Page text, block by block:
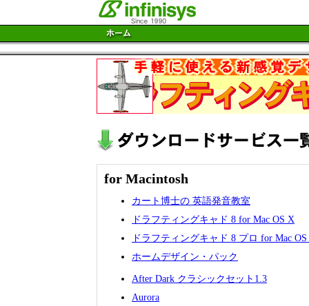
for Macintosh
カート博士の 英語発音教室
ドラフティングキャド 8 for Mac OS X
ドラフティングキャド 8 プロ for Mac
ホームデザイン・パック
After Dark クラシックセット1.3
Aurora